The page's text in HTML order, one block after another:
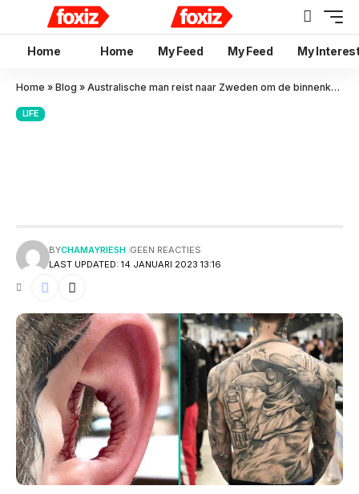
Home Home My Feed My Feed My
Home » Blog » Australische man reist naar Zweden om de binnenkant van zijn oren te verwijderen
LIFE
LAST UPDATED: 14 JANUARI 2023 13:16
BYCHAMAYRIESH GEEN REACTIES